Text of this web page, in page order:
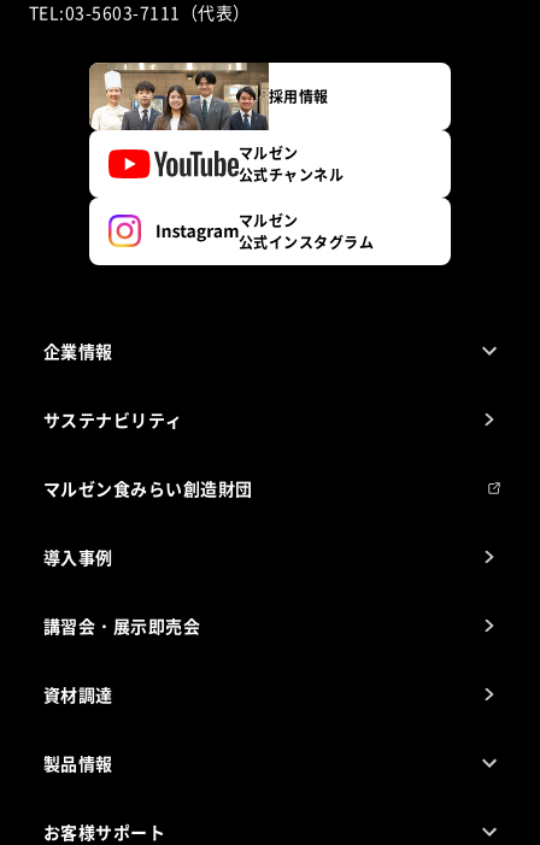
TEL:03-5603-7111（代表）
採用情報
マルゼン
公式チャンネル
マルゼン
公式インスタグラム
企業情報
会社組織
製品の開発
事業所一覧
サステナビリティ
マルゼン食みらい創造財団
導入事例
講習会・展示即売会
資材調達
製品情報
お客様サポート